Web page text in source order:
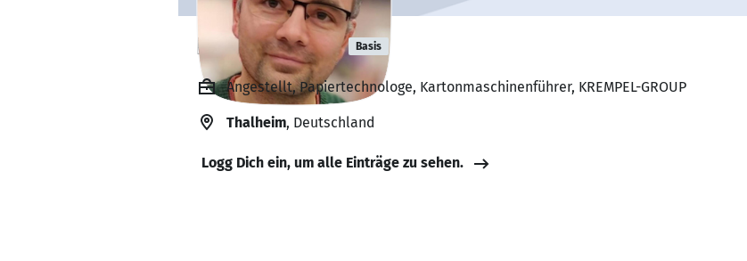
Dirk Günther Basis
Angestellt, Papiertechnologe, Kartonmaschinenführer, KREMPEL-GROUP
Thalheim, Deutschland
Logg Dich ein, um alle Einträge zu sehen.